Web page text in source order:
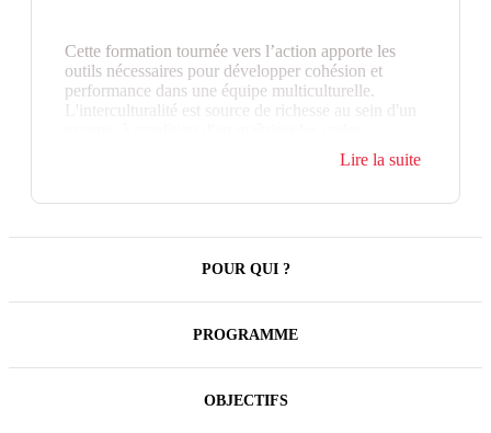
Cette formation tournée vers l’action apporte les
outils nécessaires pour développer cohésion et
performance dans une équipe multiculturelle.
L'interculturalité est source de richesse au sein d'un
Lire la suite
POUR QUI ?
PROGRAMME
OBJECTIFS